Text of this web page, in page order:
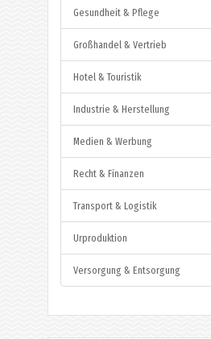
Gesundheit & Pflege
Großhandel & Vertrieb
Hotel & Touristik
Industrie & Herstellung
Medien & Werbung
Recht & Finanzen
Transport & Logistik
Urproduktion
Versorgung & Entsorgung